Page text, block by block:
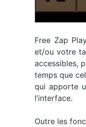
Free Zap
et/ou votre
accessibles,
temps que
qui apporte
l’interface.
Outre les